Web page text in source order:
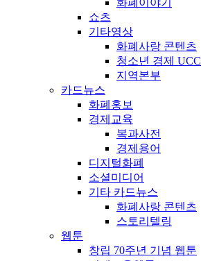
화폐이야기
쇼츠
기타영상
화폐사랑 콘텐츠
청소년 경제 UCC
지역본부
카드뉴스
화폐홍보
경제교육
복과사전
경제용어
디지털화폐
소셜미디어
기타 카드뉴스
화폐사랑 콘텐츠
스토리텔링
웹툰
창립 70주년 기념 웹툰